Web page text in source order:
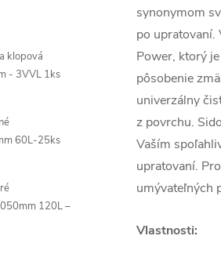
klopová
- 3VVL 1ks
60L-25ks
120L –
synonymom
po upratovaní.
Power, ktorý
pôsobenie
univerzálny
z povrchu.
Vaším
upratovaní.
umývateľných
Vlastnosti: